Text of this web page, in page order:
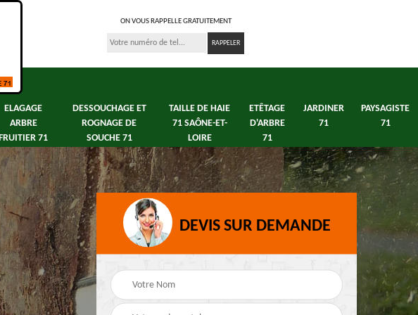
ON VOUS RAPPELLE GRATUITEMENT
ELAGAGE
ARBRE
71
DESSOUCHAGE ET
ROGNAGE DE
SOUCHE 71
TAILLE DE HAIE
71 SAÔNE-ET-
LOIRE
ETÊTAGE
D'ARBRE
71
JARDINER
71
PAYSAGISTE
71
Abattage d'arbres 71
Saône-et-Loire
Elagage arbre fruitier
71
DEVIS SUR DEMANDE